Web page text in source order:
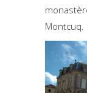
Montcuq.